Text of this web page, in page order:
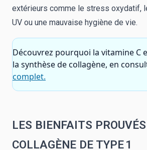
extérieurs comme le stress oxydatif,
UV ou une mauvaise hygiène de vie.
Découvrez pourquoi la vitamine C
la synthèse de collagène, en
complet.
LES BIENFAITS
COLLAGÈNE DE TYPE 1